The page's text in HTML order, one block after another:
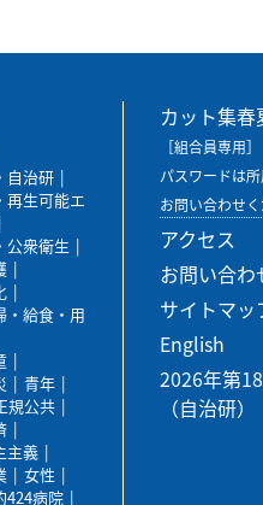
自治研
再生可能エ
公衆衛生
・給食・用
青年
規公共
主義
女性
424病院
カット集春
［組合員専用］
パスワードは
お問い合わせ
アクセス
お問い合わ
サイトマッ
English
2026年第
（自治研）